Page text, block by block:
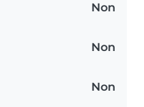
Non
Non
Non